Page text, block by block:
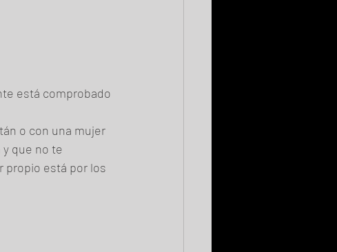
está comprobado
o con una mujer
que no te
propio está por los